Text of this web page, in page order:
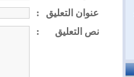
:
عنوان التعليق
:
نص التعليق